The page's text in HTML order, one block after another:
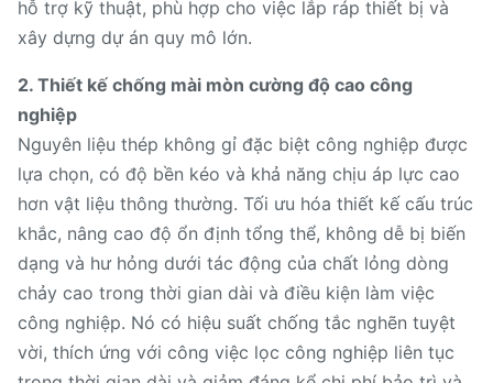
hỗ trợ kỹ thuật, phù hợp cho việc lắp ráp thiết bị và
xây dựng dự án quy mô lớn.
2. Thiết kế chống mài mòn cường độ cao công
nghiệp
Nguyên liệu thép không gỉ đặc biệt công nghiệp được
lựa chọn, có độ bền kéo và khả năng chịu áp lực cao
hơn vật liệu thông thường. Tối ưu hóa thiết kế cấu trúc
khắc, nâng cao độ ổn định tổng thể, không dễ bị biến
dạng và hư hỏng dưới tác động của chất lỏng dòng
chảy cao trong thời gian dài và điều kiện làm việc
công nghiệp. Nó có hiệu suất chống tắc nghẽn tuyệt
vời, thích ứng với công việc lọc công nghiệp liên tục